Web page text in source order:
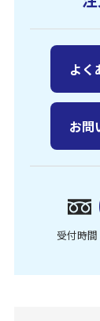
受付時
よく
お問